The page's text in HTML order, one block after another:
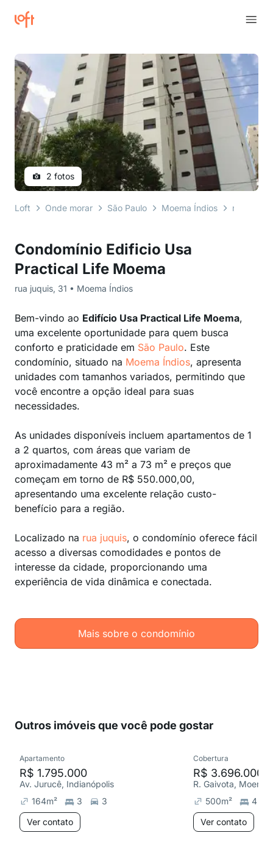
Condomínio Edificio Usa
Practical Life Moema
rua juquis, 31 • Moema Índios
Bem-vindo ao Edifício Usa Practical Life Moema,
uma excelente oportunidade para quem busca
conforto e praticidade em São Paulo. Este
condomínio, situado na Moema Índios, apresenta
unidades com tamanhos variados, permitindo que
você encontre a opção ideal para suas
necessidades.
As unidades disponíveis incluem apartamentos de 1
a 2 quartos, com áreas que variam de
aproximadamente 43 m² a 73 m² e preços que
começam em torno de R$ 550.000,00,
apresentando uma excelente relação custo-
benefício para a região.
Localizado na rua juquis, o condomínio oferece fácil
acesso a diversas comodidades e pontos de
interesse da cidade, proporcionando uma
experiência de vida dinâmica e conectada.
Mais sobre o condomínio
2 fotos
Loft Onde morar São Paulo Moema Índios rua juquis
Outros imóveis que você pode gostar
Apartamento
R$ 1.795.000
Av. Jurucê, Indianópolis
164m² 3
3
Ver contato
Cobertura
R$ 3.696.000
R. Gaivota, Moema
500m²
4
Ver contato